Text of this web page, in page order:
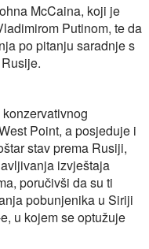
McCaina, koji je
Putinom, te da
po pitanju saradnje s
Point, a posjeduje i
stav prema Rusiji,
izvještaja
poručivši da su ti
pobunjenika u Siriji
u kojem se optužuje